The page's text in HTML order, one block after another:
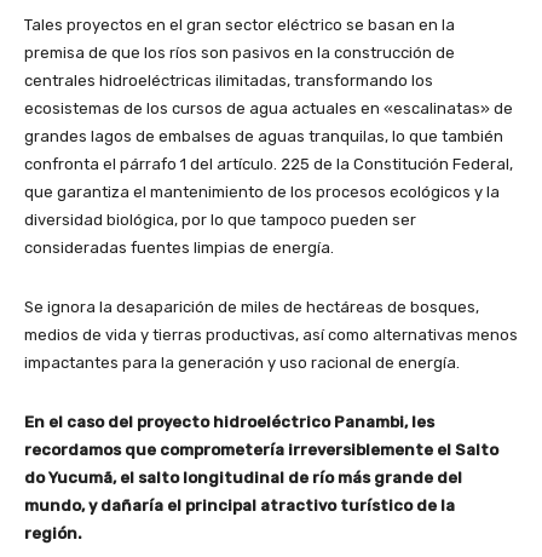
Tales proyectos en el gran sector eléctrico se basan en la
premisa de que los ríos son pasivos en la construcción de
centrales hidroeléctricas ilimitadas, transformando los
ecosistemas de los cursos de agua actuales en «escalinatas» de
grandes lagos de embalses de aguas tranquilas, lo que también
confronta el párrafo 1 del artículo. 225 de la Constitución Federal,
que garantiza el mantenimiento de los procesos ecológicos y la
diversidad biológica, por lo que tampoco pueden ser
consideradas fuentes limpias de energía.
Se ignora la desaparición de miles de hectáreas de bosques,
medios de vida y tierras productivas, así como alternativas menos
impactantes para la generación y uso racional de energía.
En el caso del proyecto hidroeléctrico Panambi, les
recordamos que comprometería irreversiblemente el Salto
do Yucumã, el salto longitudinal de río más grande del
mundo, y dañaría el principal atractivo turístico de la
región.